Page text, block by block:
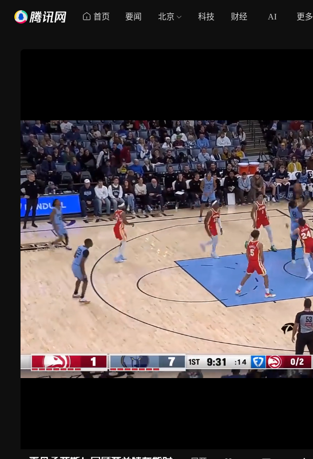
首页 要闻 北京 科技 财经 AI 更多